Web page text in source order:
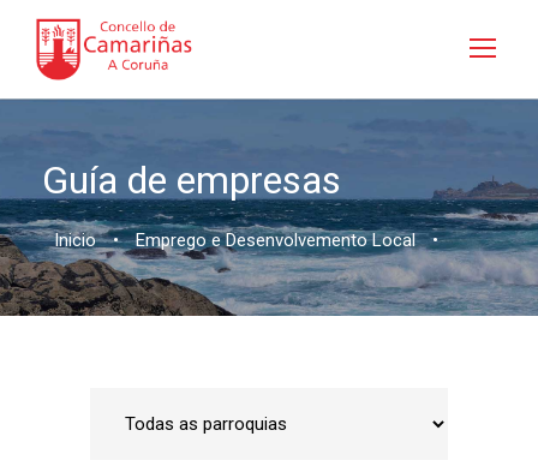
Guía de empresas
Inicio • Emprego e Desenvolvemento Local •